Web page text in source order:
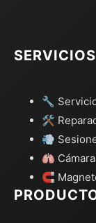
SERVICIOS
🔧
🛠️
💨
🫁
🧲